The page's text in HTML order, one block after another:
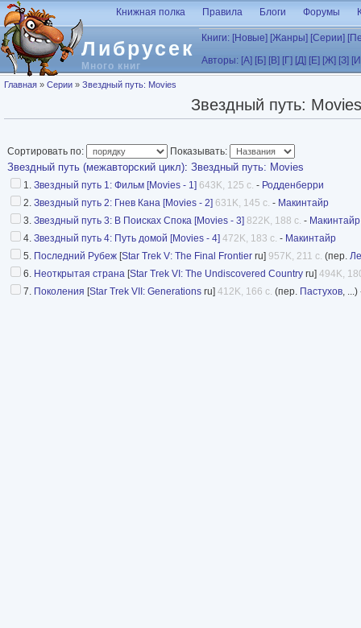
Перейти к основному содержанию
Либрусек
Много книг
Книжная полка Правила Блоги Форумы
Книги: [Новые] [Жанры] [Серии]
Авторы: [А] [Б] [В] [Г] [Д] [Е] [Ж] [З]
Вы здесь
Главная » Серии » Звездный путь: Movies
Звездный путь: Movies
Сортировать по: Показывать:
Звездный путь (межавторский цикл): Звездный путь: Movies
1. Звездный путь 1: Фильм [Movies - 1] 643K, 125 с. - Родденберри
2. Звездный путь 2: Гнев Кана [Movies - 2] 631K, 145 с. - Макинтайр
3. Звездный путь 3: В Поисках Спока [Movies - 3] 822K, 188 с. - Макинтайр
4. Звездный путь 4: Путь домой [Movies - 4] 472K, 183 с. - Макинтайр
5. Последний Рубеж [Star Trek V: The Final Frontier ru] 957K, 211 с. (пер.
6. Неоткрытая страна [Star Trek VI: The Undiscovered Country ru] 494K,
7. Поколения [Star Trek VII: Generations ru] 412K, 166 с. (пер. Пастухов,